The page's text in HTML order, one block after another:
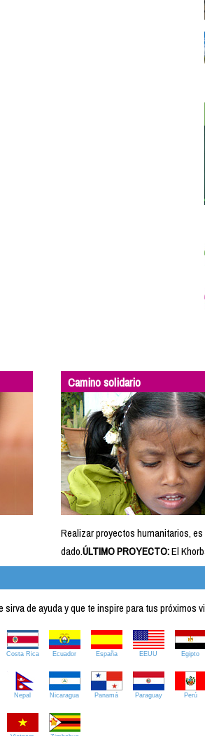
Camino solidario
Realizar proyectos humanitarios,
dado.ÚLTIMO PROYECTO:El
de ayuda y que te inspire para tus próximos
Costa Rica Ecuador España EEUU Egipto
Nepal Nicaragua Panamá Paraguay Perú